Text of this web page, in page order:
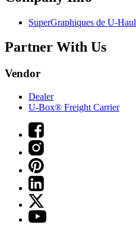
SuperGraphiques de U-Haul
Partner With Us
Vendor
Dealer
U-Box® Freight Carrier